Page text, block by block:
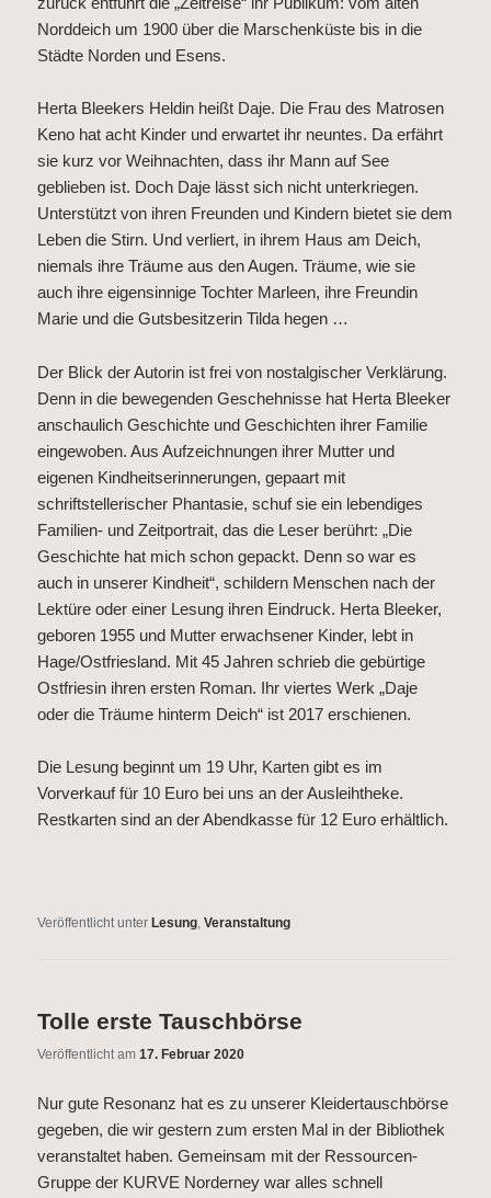
Norddeich um 1900 über die Marschenküste bis in die
Städte Norden und Esens.
Herta Bleekers Heldin heißt Daje. Die Frau des Matrosen
Keno hat acht Kinder und erwartet ihr neuntes. Da erfährt
sie kurz vor Weihnachten, dass ihr Mann auf See
geblieben ist. Doch Daje lässt sich nicht unterkriegen.
Unterstützt von ihren Freunden und Kindern bietet sie dem
Leben die Stirn. Und verliert, in ihrem Haus am Deich,
niemals ihre Träume aus den Augen. Träume, wie sie
auch ihre eigensinnige Tochter Marleen, ihre Freundin
Marie und die Gutsbesitzerin Tilda hegen …
Der Blick der Autorin ist frei von nostalgischer Verklärung.
Denn in die bewegenden Geschehnisse hat Herta Bleeker
anschaulich Geschichte und Geschichten ihrer Familie
eingewoben. Aus Aufzeichnungen ihrer Mutter und
eigenen Kindheitserinnerungen, gepaart mit
schriftstellerischer Phantasie, schuf sie ein lebendiges
Familien- und Zeitportrait, das die Leser berührt: „Die
Geschichte hat mich schon gepackt. Denn so war es
auch in unserer Kindheit“, schildern Menschen nach der
Lektüre oder einer Lesung ihren Eindruck. Herta Bleeker,
geboren 1955 und Mutter erwachsener Kinder, lebt in
Hage/Ostfriesland. Mit 45 Jahren schrieb die gebürtige
Ostfriesin ihren ersten Roman. Ihr viertes Werk „Daje
oder die Träume hinterm Deich“ ist 2017 erschienen.
Die Lesung beginnt um 19 Uhr, Karten gibt es im
Vorverkauf für 10 Euro bei uns an der Ausleihtheke.
Restkarten sind an der Abendkasse für 12 Euro erhältlich.
Veröffentlicht unter Lesung,Veranstaltung
Tolle erste Tauschbörse
Veröffentlicht am17. Februar 2020
Nur gute Resonanz hat es zu unserer Kleidertauschbörse
gegeben, die wir gestern zum ersten Mal in der Bibliothek
veranstaltet haben. Gemeinsam mit der Ressourcen-
Gruppe der KURVE Norderney war alles schnell